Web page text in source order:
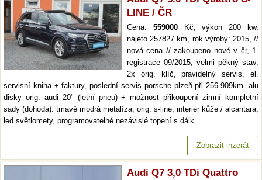
LINE / ČR
Cena: 559000Kč, výkon 200 kw,
najeto 257827 km, rok výroby: 2015, //
nová cena // zakoupeno nové v čr, 1.
registrace 09/2015, velmi pěkný stav.
2x orig. klíč, pravidelný servis, el.
servisní kniha + faktury, poslední servis porsche plzeň při 256.909km. alu
disky orig. audi 20" (letní pneu) + možnost přikoupení zimní kompletní
sady (dohoda). tmavě modrá metalíza, orig. s-line, interiér kůže / alcantara,
led světlomety, programovatelné nezávislé topení s dálk.…
Zobrazit inzerát
Audi Q7 3,0 TDi Quattro